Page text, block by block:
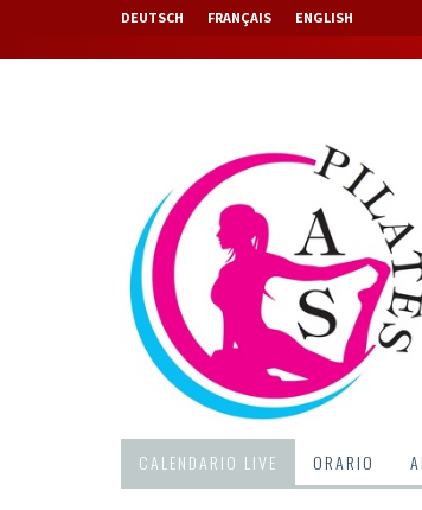
DEUTSCH FRANÇAIS ENGLISH
CALENDARIO LIVE ORARIO